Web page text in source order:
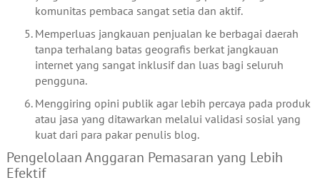
komunitas pembaca sangat setia dan aktif.
Memperluas jangkauan penjualan ke berbagai daerah
tanpa terhalang batas geografis berkat jangkauan
internet yang sangat inklusif dan luas bagi seluruh
pengguna.
Menggiring opini publik agar lebih percaya pada produk
atau jasa yang ditawarkan melalui validasi sosial yang
kuat dari para pakar penulis blog.
Pengelolaan Anggaran Pemasaran yang Lebih
Efektif